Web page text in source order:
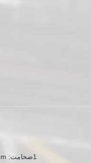
1ضخامت: 75mm، 100mm، 120mm، 150mm